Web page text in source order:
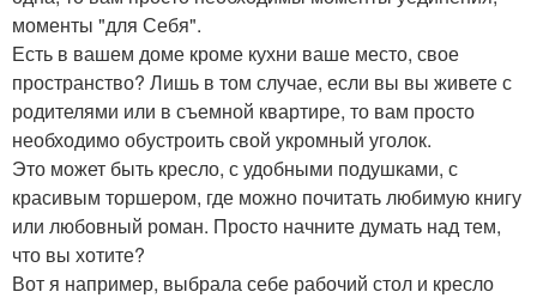
моменты "для Себя".
Есть в вашем доме кроме кухни ваше место, свое
пространство? Лишь в том случае, если вы вы живете с
родителями или в съемной квартире, то вам просто
необходимо обустроить свой укромный уголок.
Это может быть кресло, с удобными подушками, с
красивым торшером, где можно почитать любимую книгу
или любовный роман. Просто начните думать над тем,
что вы хотите?
Вот я например, выбрала себе рабочий стол и кресло